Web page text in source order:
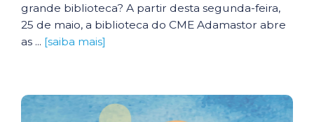
grande biblioteca? A partir desta segunda-feira,
25 de maio, a biblioteca do CME Adamastor abre
as ... [saiba mais]